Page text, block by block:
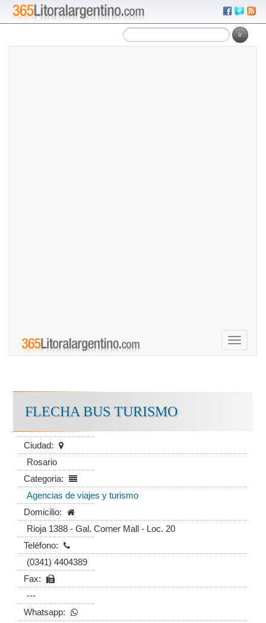
Toggle
FLECHA BUS TURISMO
Ciudad:
Rosario
Categoria:
Agencias de viajes y turismo
Domicilio:
Rioja 1388 - Gal. Corner Mall - Loc. 20
Teléfono:
(0341) 4404389
Fax:
---
Whatsapp: